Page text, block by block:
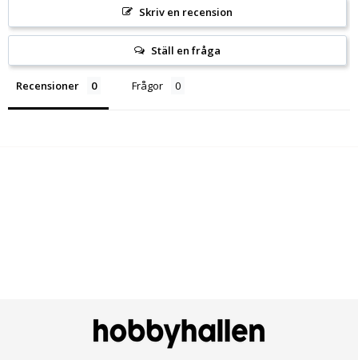
Skriv en recension
Ställ en fråga
Recensioner Frågor